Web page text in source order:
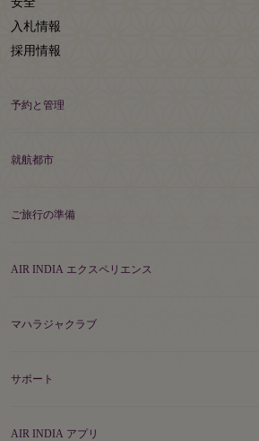
入札情報
採用情報
予約と管理
就航都市
ご旅行の準備
AIR INDIA エクスペリエンス
マハラジャクラブ
サポート
AIR INDIA アプリ